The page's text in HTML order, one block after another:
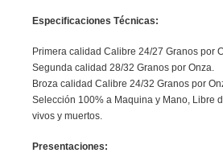
Especificaciones Técnicas:
Primera calidad Calibre 24/27 Granos por
Segunda calidad 28/32 Granos por Onza.
Broza calidad Calibre 24/32 Granos por
Selección 100% a Maquina y Mano, Libre
vivos y muertos.
Presentaciones: